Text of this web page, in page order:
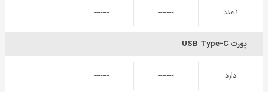
۱ عدد -------
-------
پورت USB Type-C
دارد -------
-------